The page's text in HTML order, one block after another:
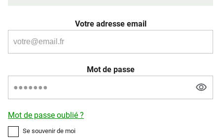
Votre adresse email
Mot de passe
Mot de passe oublié ?
Se souvenir de moi